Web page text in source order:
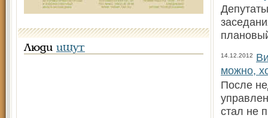
Люди ищут
14.12.2012
можно,
После
стал не